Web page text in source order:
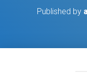
Published by